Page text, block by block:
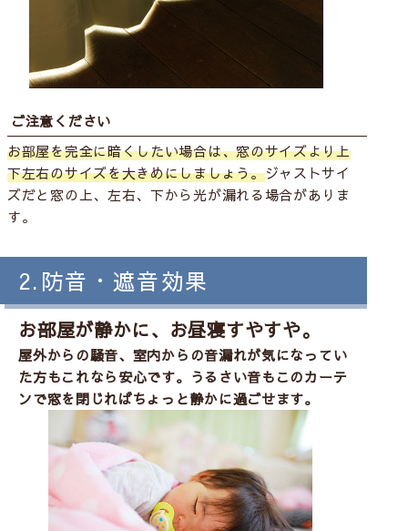
ご注意ください
お部屋を完全に暗くしたい場合は、窓のサイズより上
下左右のサイズを大きめにしましょう。ジャストサイ
ズだと窓の上、左右、下から光が漏れる場合がありま
す。
2.防音・遮音効果
お部屋が静かに、お昼寝すやすや。
屋外からの騒音、室内からの音漏れが気になってい
た方もこれなら安心です。うるさい音もこのカーテ
ンで窓を閉じればちょっと静かに過ごせます。